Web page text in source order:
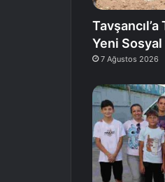
Yeni
7 Ağustos 2026